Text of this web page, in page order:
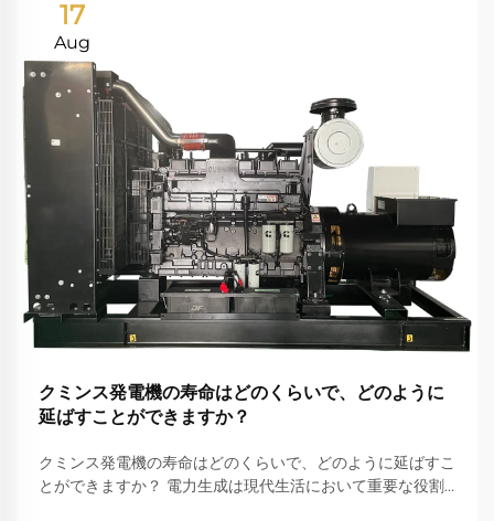
17
Aug
クミンス発電機の寿命はどのくらいで、どのように
延ばすことができますか？
クミンス発電機の寿命はどのくらいで、どのように延ばすこ
とができますか？ 電力生成は現代生活において重要な役割